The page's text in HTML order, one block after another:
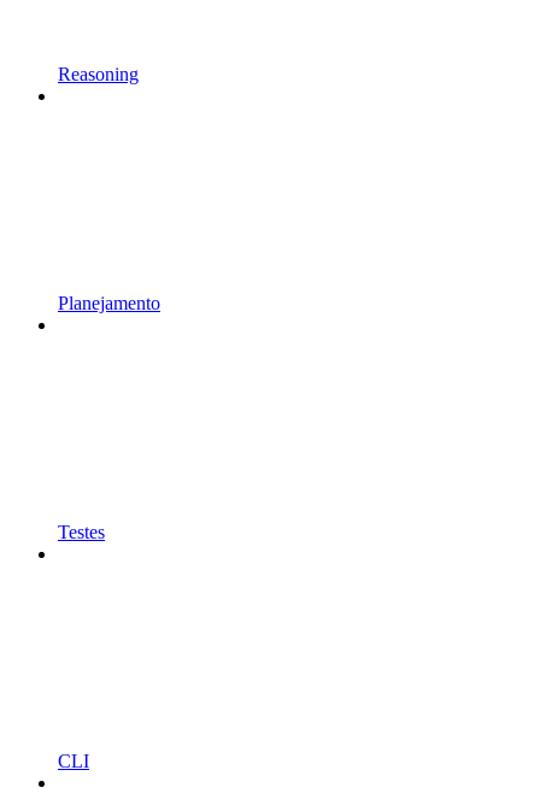
Reasoning
Planejamento
Testes
CLI